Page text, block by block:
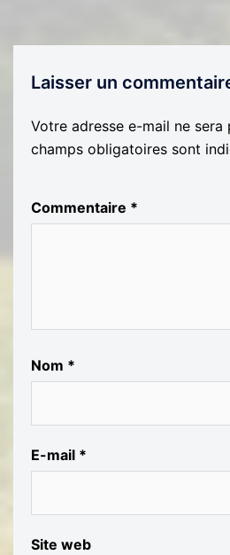
Laisser un
Votre adresse e-mail ne sera
champs obligatoires sont
Commentaire *
Nom *
E-mail *
Site web